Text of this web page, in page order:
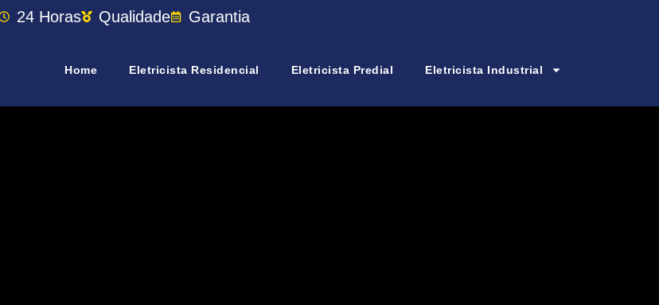
24 Horas Qualidade Garantia
Home Eletricista Residencial Eletricista Predial Eletricista Industrial